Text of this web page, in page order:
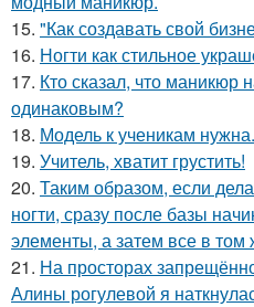
15. "Как создавать свой
16. Ногти как стильное
17. Кто сказал, что маникюр
одинаковым?
18. Модель к ученикам нужна.
19. Учитель, хватит грустить!
20. Таким образом, если
ногти, сразу после базы
элементы, а затем все в том
21. На просторах
Алины рогулевой я